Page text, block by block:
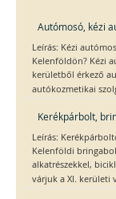
Autómosó, kézi
Leírás: Kézi
Kelenföldön? Kézi
kerületből érkező
autókozmetikai
Kerékpárbolt,
Leírás:
Kelenföldi
alkatrészekkel,
várjuk a XI. kerületi